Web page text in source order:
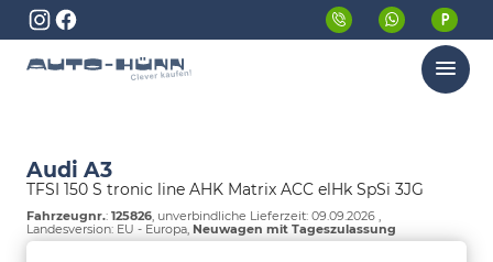
Menü
Audi A3
TFSI 150 S tronic line AHK Matrix ACC elHk SpSi 3JG
Fahrzeugnr.: 125826, unverbindliche Lieferzeit: 09.09.2026 ,
Landesversion: EU - Europa, Neuwagen mit Tageszulassung